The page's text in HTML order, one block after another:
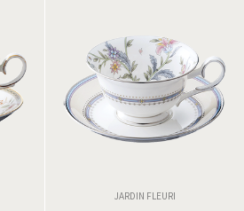
JARDIN FLEURI